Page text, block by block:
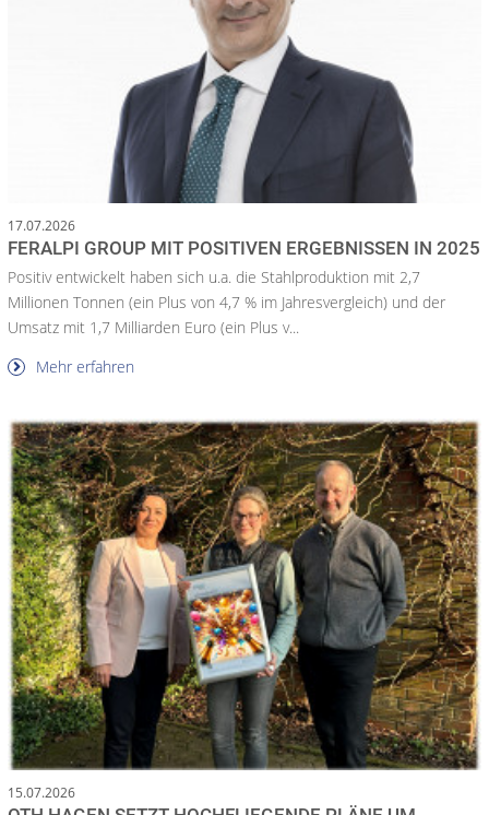
17.07.2026
FERALPI GROUP MIT POSITIVEN ERGEBNISSEN IN 2025
Positiv entwickelt haben sich u.a. die Stahlproduktion mit 2,7
Millionen Tonnen (ein Plus von 4,7 % im Jahresvergleich) und der
Umsatz mit 1,7 Milliarden Euro (ein Plus v...
Mehr erfahren
15.07.2026